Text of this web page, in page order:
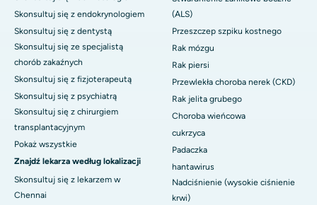
Skonsultuj się z endokrynologiem
Skonsultuj się z dentystą
Skonsultuj się ze specjalistą
chorób zakaźnych
Skonsultuj się z fizjoterapeutą
Skonsultuj się z psychiatrą
Skonsultuj się z chirurgiem
transplantacyjnym
Pokaż wszystkie
Znajdź lekarza według lokalizacji
Skonsultuj się z lekarzem w
Chennai
(ALS)
Przeszczep szpiku kostnego
Rak mózgu
Rak piersi
Przewlekła choroba nerek (CKD)
Rak jelita grubego
Choroba wieńcowa
cukrzyca
Padaczka
hantawirus
Nadciśnienie (wysokie ciśnienie
krwi)